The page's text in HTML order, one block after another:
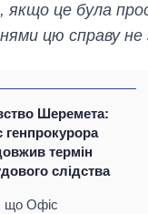
це була
цю справу
Шеремета:
генпрокурора
термін
слідства
що Офіс